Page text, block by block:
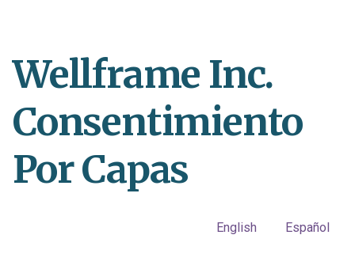
Wellframe Inc.
Consentimiento
Por Capas
English Español